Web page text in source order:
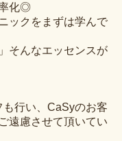
化◎
ックをまずは学んで
そんなエッセンスが
行い、CaSyのお客
遠慮させて頂いてい